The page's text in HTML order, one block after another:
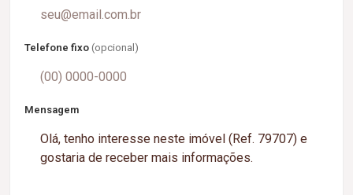
Telefone fixo (opcional)
Mensagem